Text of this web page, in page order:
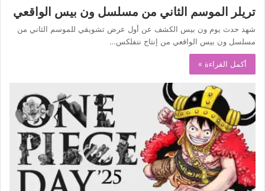
تريلر الموسم الثاني من مسلسل ون بيس الواقعي
شهد حدث يوم ون بيس الكشف عن أول عرض تشويقي للموسم الثاني من
مسلسل ون بيس الواقعي من إنتاج نتفلكس…
أكمل القراءة »